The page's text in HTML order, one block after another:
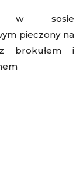
w sosie
pieczony na
brokułem i